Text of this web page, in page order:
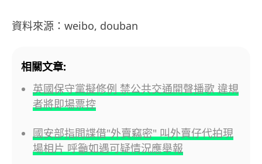
資料來源：weibo, douban
相關文章:
英國保守黨擬修例 禁公共交通開聲播歌 違規
者將即場票控
國安部指間諜借"外賣竊密" 叫外賣仔代拍現
場相片 呼籲如遇可疑情況應舉報